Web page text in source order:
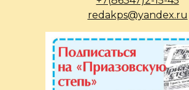
redakps@yandex.ru